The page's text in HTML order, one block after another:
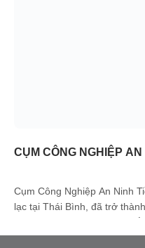
CỤM CÔNG NGHIỆP
Cụm Công Nghiệp An Ninh
lạc tại Thái Bình, đã trở
triển bền vững, hiện đại và